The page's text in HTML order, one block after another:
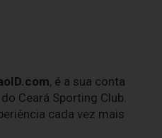
, é a sua conta
Ceará Sporting Club.
cada vez mais